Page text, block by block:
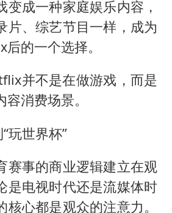
变成一种家庭娱乐内容，
片、综艺节目一样，成为
的一个选择。
并不是在做游戏，而是
消费场景。
玩世界杯”
赛事的商业逻辑建立在观
是电视时代还是流媒体时
心都是观众的注意力。